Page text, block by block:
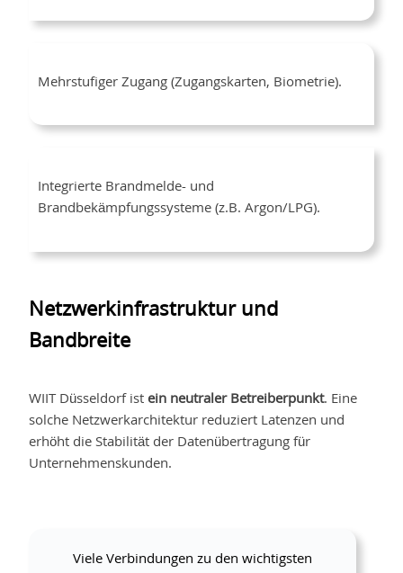
Mehrstufiger Zugang (Zugangskarten, Biometrie).
Integrierte Brandmelde- und
Brandbekämpfungssysteme (z.B. Argon/LPG).
Viele Verbindungen zu den wichtigsten
Netzwerkinfrastruktur und
Bandbreite
WIIT Düsseldorf ist ein neutraler Betreiberpunkt. Eine
solche Netzwerkarchitektur reduziert Latenzen und
erhöht die Stabilität der Datenübertragung für
Unternehmenskunden.